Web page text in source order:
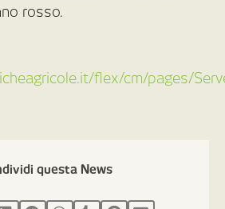
rosso.
flex/cm/pages/
questa News